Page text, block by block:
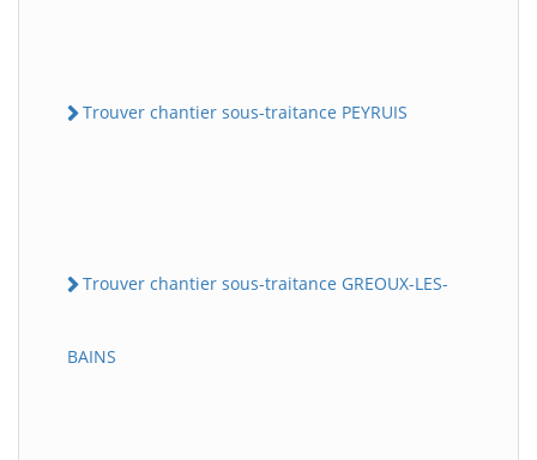
Trouver chantier sous-traitance PEYRUIS
Trouver chantier sous-traitance GREOUX-LES-
BAINS